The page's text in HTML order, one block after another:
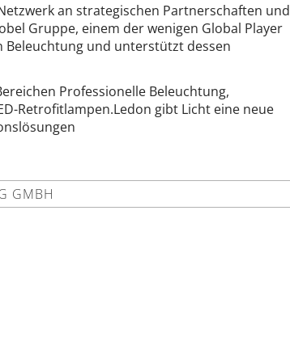
an strategischen Partnerschaften und
Gruppe, einem der wenigen Global Player
und unterstützt dessen
Professionelle Beleuchtung,
Retrofitlampen.Ledon gibt Licht eine neue
GMBH